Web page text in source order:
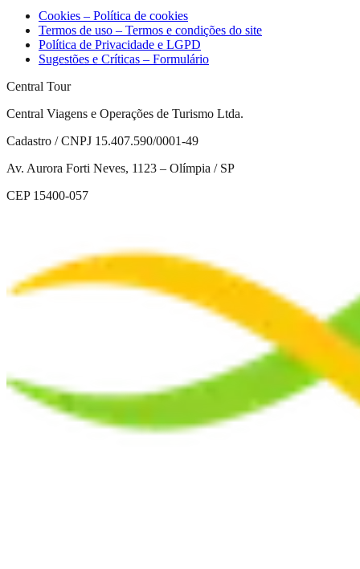
Cookies – Política de cookies
Termos de uso – Termos e condições do site
Política de Privacidade e LGPD
Sugestões e Críticas – Formulário
Central Tour
Central Viagens e Operações de Turismo Ltda.
Cadastro / CNPJ 15.407.590/0001-49
Av. Aurora Forti Neves, 1123 – Olímpia / SP
CEP 15400-057